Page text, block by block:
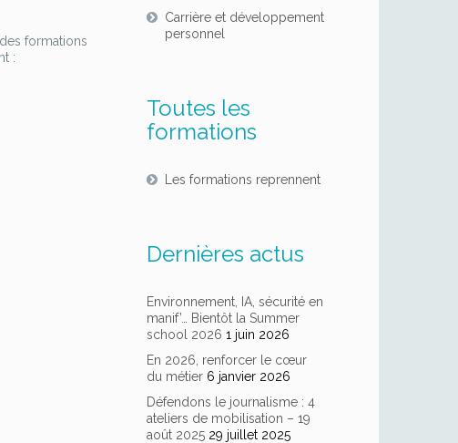
formations
:
Carrière et développement
personnel
Toutes les
formations
Les formations reprennent
Dernières actus
Environnement, IA, sécurité en
manif’… Bientôt la Summer
school 2026 1 juin 2026
En 2026, renforcer le cœur
du métier 6 janvier 2026
Défendons le journalisme : 4
ateliers de mobilisation – 19
août 2025 29 juillet 2025